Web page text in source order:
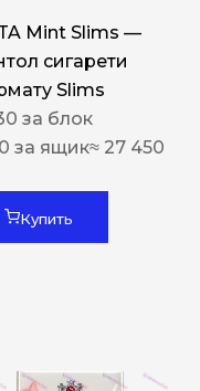
Mint Slims —
сигарети
Slims
за блок
за ящик≈ 27 450
Купить